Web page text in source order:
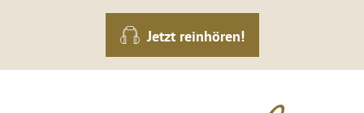
Jetzt reinhören!